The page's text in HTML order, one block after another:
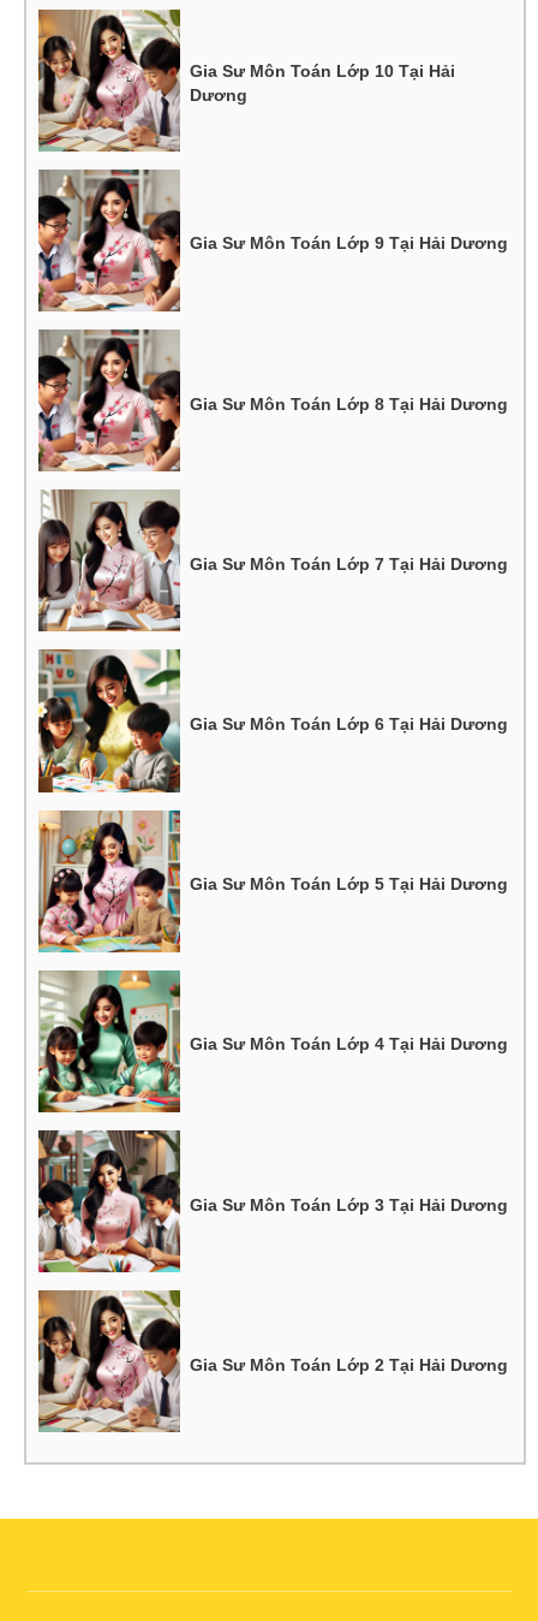
Gia Sư Môn Toán Lớp 10 Tại Hải
Dương
Gia Sư Môn Toán Lớp 9 Tại Hải Dương
Gia Sư Môn Toán Lớp 8 Tại Hải Dương
Gia Sư Môn Toán Lớp 7 Tại Hải Dương
Gia Sư Môn Toán Lớp 6 Tại Hải Dương
Gia Sư Môn Toán Lớp 5 Tại Hải Dương
Gia Sư Môn Toán Lớp 4 Tại Hải Dương
Gia Sư Môn Toán Lớp 3 Tại Hải Dương
Gia Sư Môn Toán Lớp 2 Tại Hải Dương